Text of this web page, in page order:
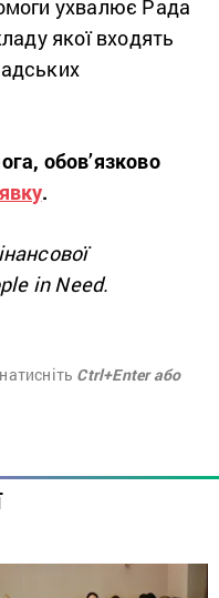
ухвалює Рада
якої входять
обов’язково
.
in Need.
Ctrl+Enter або